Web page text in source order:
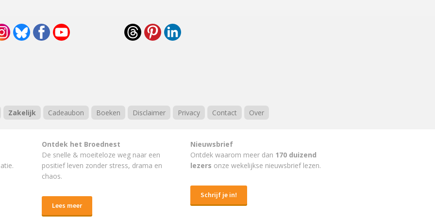
Zakelijk Cadeaubon Boeken Disclaimer Privacy Contact Over
Ontdek het Broednest
De snelle & moeiteloze weg naar een
positief leven zonder stress, drama en
chaos.
Lees meer
Nieuwsbrief
Ontdek waarom meer dan 170 duizend
lezers onze wekelijkse nieuwsbrief lezen.
Schrijf je in!